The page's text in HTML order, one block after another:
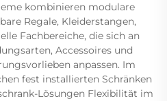
kombinieren modulare
Regale, Kleiderstangen,
Fachbereiche, die sich an
Accessoires und
anpassen. Im
fest installierten Schränken
Lösungen Flexibilität im